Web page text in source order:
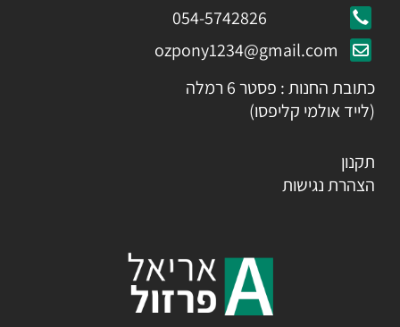
054-5742826
ozpony1234@gmail.com
כתובת החנות : פסטר 6 רמלה
(לייד אולמי קליפסו)
תקנון
הצהרת נגישות